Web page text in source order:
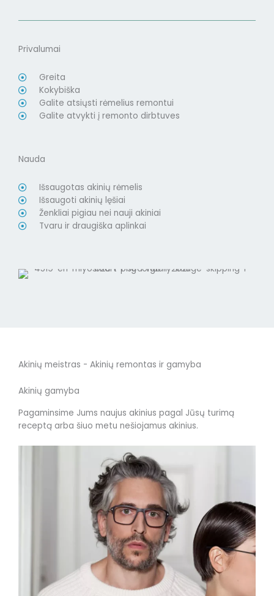
Privalumai
Greita
Kokybiška
Galite atsiųsti rėmelius remontui
Galite atvykti į remonto dirbtuves
Nauda
Išsaugotas akinių rėmelis
Išsaugoti akinių lęšiai
Ženkliai pigiau nei nauji akiniai
Tvaru ir draugiška aplinkai
Akinių meistras - Akinių remontas ir gamyba
Akinių gamyba
Pagaminsime Jums naujus akinius pagal Jūsų turimą
receptą arba šiuo metu nešiojamus akinius.